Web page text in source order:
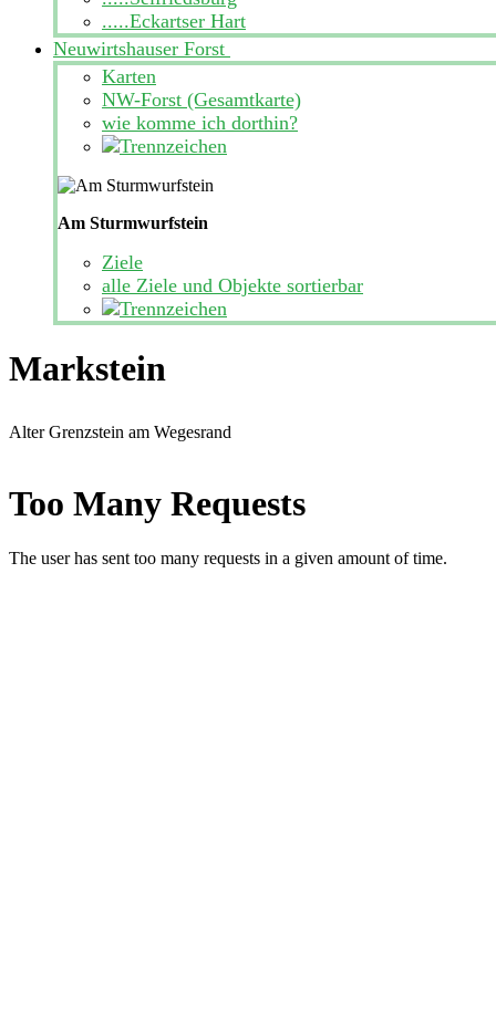
.....Eckartser Hart
Neuwirtshauser Forst
Karten
NW-Forst (Gesamtkarte)
wie komme ich dorthin?
Am Sturmwurfstein
Ziele
alle Ziele und Objekte sortierbar
Markstein
Alter Grenzstein am Wegesrand